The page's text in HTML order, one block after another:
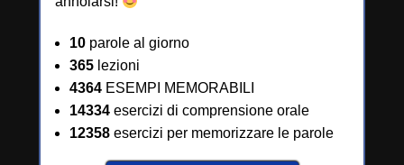
10 parole al giorno
365 lezioni
4364 ESEMPI MEMORABILI
14334 esercizi di comprensione orale
12358 esercizi per memorizzare le parole